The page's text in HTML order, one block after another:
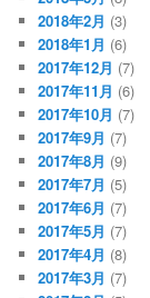
2018年2月 (3)
2018年1月 (6)
2017年12月 (7)
2017年11月 (6)
2017年10月 (7)
2017年9月 (7)
2017年8月 (9)
2017年7月 (5)
2017年6月 (7)
2017年5月 (7)
2017年4月 (8)
2017年3月 (7)